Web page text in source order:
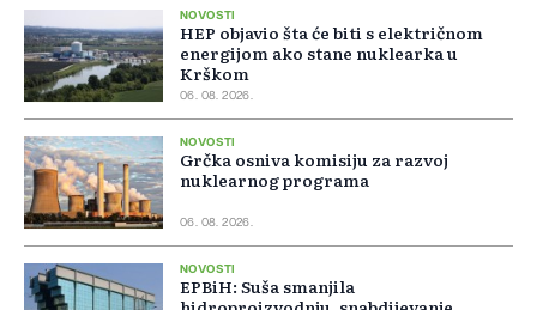
NOVOSTI
HEP objavio šta će biti s električnom
energijom ako stane nuklearka u
Krškom
06. 08. 2026.
NOVOSTI
Grčka osniva komisiju za razvoj
nuklearnog programa
06. 08. 2026.
NOVOSTI
EPBiH: Suša smanjila